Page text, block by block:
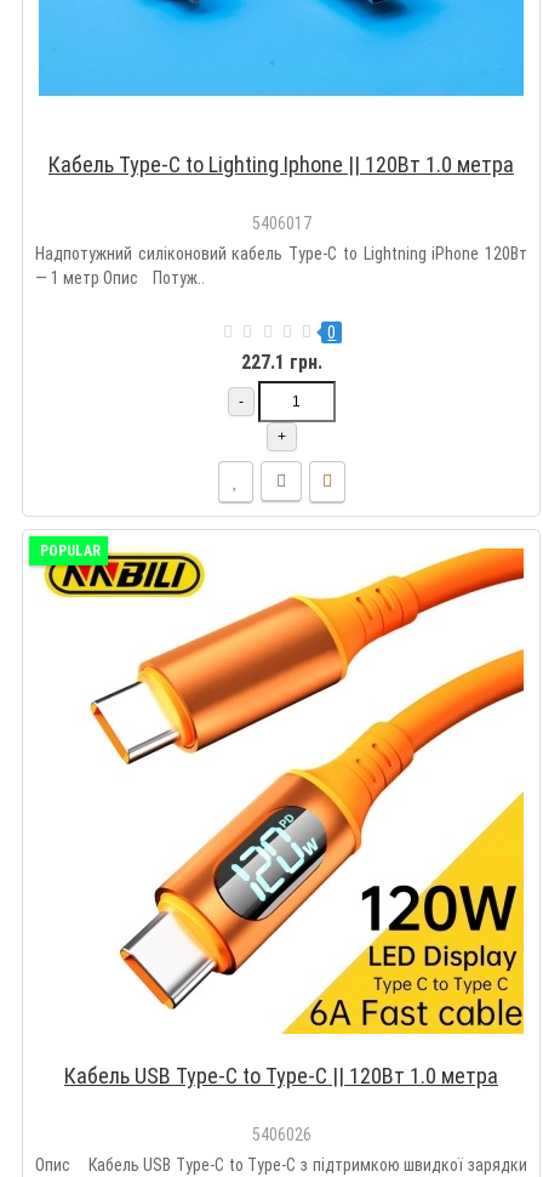
Кабель Type-C to Lighting Iphone || 120Вт 1.0 метра
5406017
Надпотужний силіконовий кабель Type-C to Lightning iPhone 120Вт
— 1 метр Опис Потуж..
0
227.1 грн.
-
+
POPULAR
Кабель USB Type-C to Type-C || 120Вт 1.0 метра
5406026
Опис Кабель USB Type-C to Type-C з підтримкою швидкої зарядки